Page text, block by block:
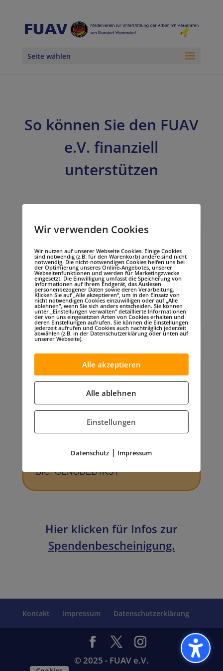
Seite wählen
So können Sie den FUAV
e.V. finanziell
unterstützen
Sie senden uns Geld per
PayPal
Sie überweisen Geld auf
unser Konto
Hier klicken für Infos zur
Spendenbescheinigung.
Kontakt Impressum Datenschutzerklärung
© 2025 - FUAV e.V.
Wir verwenden Cookies
Wir nutzen auf unserer Webseite Cookies. Einige Cookies
sind notwendig (z.B. für den Warenkorb) andere sind nicht
notwendig. Die nicht-notwendigen Cookies helfen uns bei
der Optimierung unseres Online-Angebotes, unserer
Webseitenfunktionen und werden für Marketingzwecke
eingesetzt. Die Einwilligung umfasst die Speicherung von
Informationen auf Ihrem Endgerät, das Auslesen
personenbezogener Daten sowie deren Verarbeitung.
Klicken Sie auf „Alle akzeptieren“, um in den Einsatz von
nicht notwendigen Cookies einzuwilligen oder auf „Alle
ablehnen“, wenn Sie sich anders entscheiden. Sie können
unter „Einstellungen verwalten“ detaillierte Informationen
der von uns eingesetzten Arten von Cookies erhalten und
deren Einstellungen aufrufen. Sie können die Einstellungen
jederzeit aufrufen und Cookies auch nachträglich jederzeit
abwählen (z.B. in der Datenschutzerklärung oder unten auf
unserer Webseite).
Alle akzeptieren
Alle ablehnen
Einstellungen
Datenschutz | Impressum